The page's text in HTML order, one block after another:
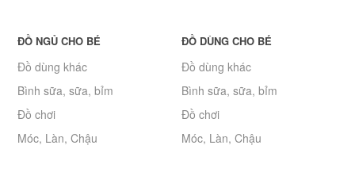
ĐỒ NGỦ CHO BÉ
Đồ dùng khác
Bình sữa, sữa, bỉm
Đồ chơi
Móc, Làn, Chậu
ĐỒ DÙNG CHO BÉ
Đồ dùng khác
Bình sữa, sữa, bỉm
Đồ chơi
Móc, Làn, Chậu